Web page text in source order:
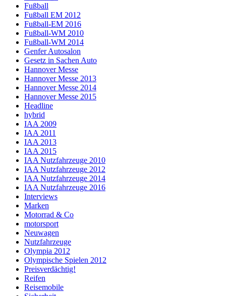
Fußball
Fußball EM 2012
Fußball-EM 2016
Fußball-WM 2010
Fußball-WM 2014
Genfer Autosalon
Gesetz in Sachen Auto
Hannover Messe
Hannover Messe 2013
Hannover Messe 2014
Hannover Messe 2015
Headline
hybrid
IAA 2009
IAA 2011
IAA 2013
IAA 2015
IAA Nutzfahrzeuge 2010
IAA Nutzfahrzeuge 2012
IAA Nutzfahrzeuge 2014
IAA Nutzfahrzeuge 2016
Interviews
Marken
Motorrad & Co
motorsport
Neuwagen
Nutzfahrzeuge
Olympia 2012
Olympische Spielen 2012
Preisverdächtig!
Reifen
Reisemobile